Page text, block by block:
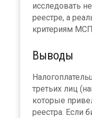
исследовать
реестре, а
критериям
Выводы
третьих лиц
которые
реестра. Если